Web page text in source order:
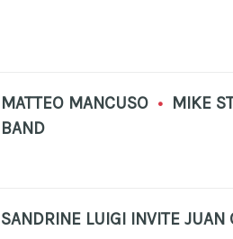
MATTEO MANCUSO • MIKE
BAND
SANDRINE LUIGI INVITE JUAN